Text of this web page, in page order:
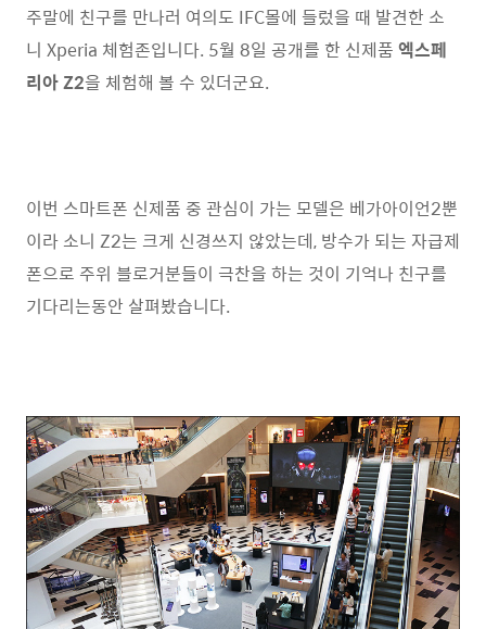
주말에 친구를 만나러 여의도 IFC몰에 들렀을 때 발견한 소
니 Xperia 체험존입니다. 5월 8일 공개를 한 신제품 엑스페
리아 Z2을 체험해 볼 수 있더군요.
이번 스마트폰 신제품 중 관심이 가는 모델은 베가아이언2뿐
이라 소니 Z2는 크게 신경쓰지 않았는데, 방수가 되는 자급제
폰으로 주위 블로거분들이 극찬을 하는 것이 기억나 친구를
기다리는동안 살펴봤습니다.